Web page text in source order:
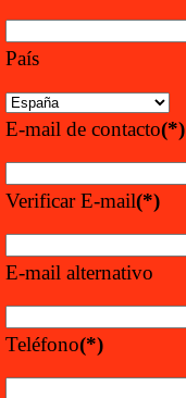
País
E-mail de contacto(*)
Verificar E-mail(*)
E-mail alternativo
Teléfono(*)